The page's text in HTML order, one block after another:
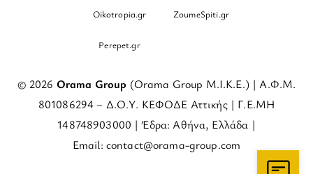
Oikotropia.gr ZoumeSpiti.gr
Perepet.gr
© 2026 Orama Group (Orama Group Μ.Ι.Κ.Ε.) | Α.Φ.Μ.
801086294 – Δ.Ο.Υ. ΚΕΦΟΔΕ Αττικής | Γ.Ε.ΜΗ
148748903000 | Έδρα: Αθήνα, Ελλάδα |
Email: contact@orama-group.com